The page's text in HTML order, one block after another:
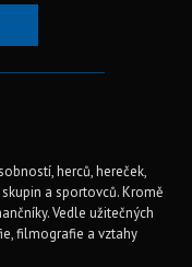
herců, hereček,
a sportovců. Kromě
Vedle užitečných
filmografie a vztahy